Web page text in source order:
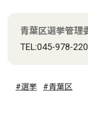
青葉区選挙管理
TEL:045-978-
#選挙 #青葉区